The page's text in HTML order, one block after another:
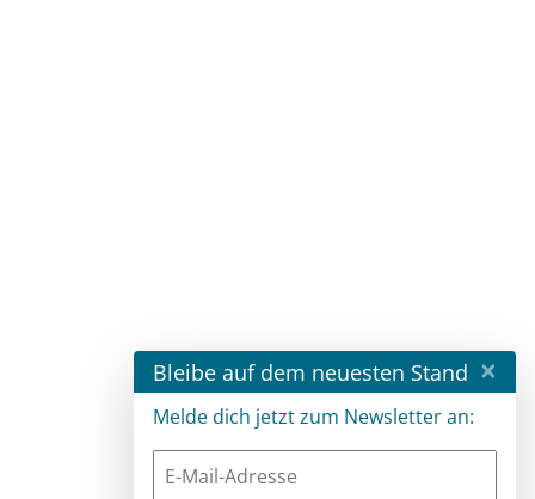
Bleibe auf dem neuesten Stand ×
Melde dich jetzt zum Newsletter an: